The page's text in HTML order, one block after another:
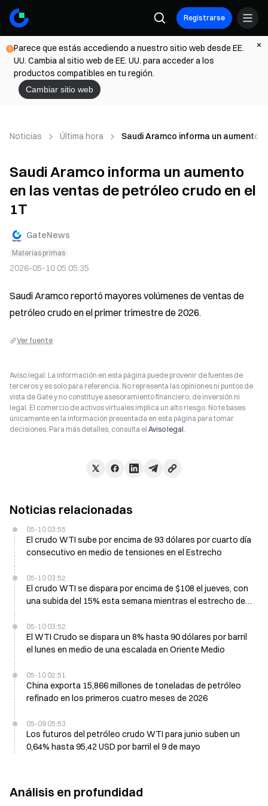
Registrarse
Parece que estás accediendo a nuestro sitio web desde EE.
UU. Cambia al sitio web de EE. UU. para acceder a los
productos compatibles en tu región.
Cambiar sitio web
Noticias Última hora Saudi Aramco informa un aumento
Saudi Aramco informa un aumento
en las ventas de petróleo crudo en el
1T
GateNews
Materias primas
2026-05-10 05:05:35
Saudi Aramco reportó mayores volúmenes de ventas de
petróleo crudo en el primer trimestre de 2026.
Ver fuente
Aviso legal: La información en esta página puede provenir de fuentes de
terceros y es solo para referencia. No representa las opiniones ni puntos de
vista de Gate y no constituye asesoramiento financiero, de inversión ni
legal. El comercio de activos virtuales implica un alto riesgo. No te bases
únicamente en la información presentada en esta página para tomar
decisiones. Para más detalles, consulta el Aviso legal.
Noticias relacionadas
05-10 03:55
El crudo WTI sube por encima de 93 dólares por cuarto día
consecutivo en medio de tensiones en el Estrecho
05-10 03:52
El crudo WTI se dispara por encima de $108 el jueves, con
una subida del 15% esta semana mientras el estrecho de
05-10 03:52
El WTI Crudo se dispara un 8% hasta 90 dólares por barril
el lunes en medio de una escalada en Oriente Medio
05-10 02:51
China exporta 15,866 millones de toneladas de petróleo
refinado en los primeros cuatro meses de 2026
05-09 05:53
Los futuros del petróleo crudo WTI para junio suben un
0,64% hasta 95,42 USD por barril el 9 de mayo
Análisis en profundidad